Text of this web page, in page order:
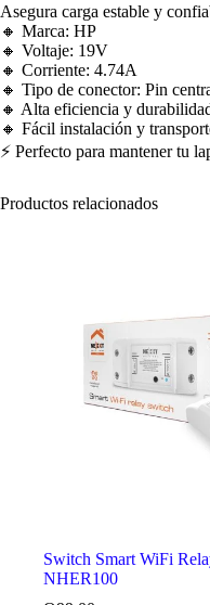
Asegura carga estable y
🔸 Marca: HP
🔸 Voltaje: 19V
🔸 Corriente: 4.74A
🔸 Tipo de conector: Pin
🔸 Alta eficiencia y
🔸 Fácil instalación y
⚡ Perfecto para mantener tu
Productos relacionados
Switch Smart WiFi
NHER100